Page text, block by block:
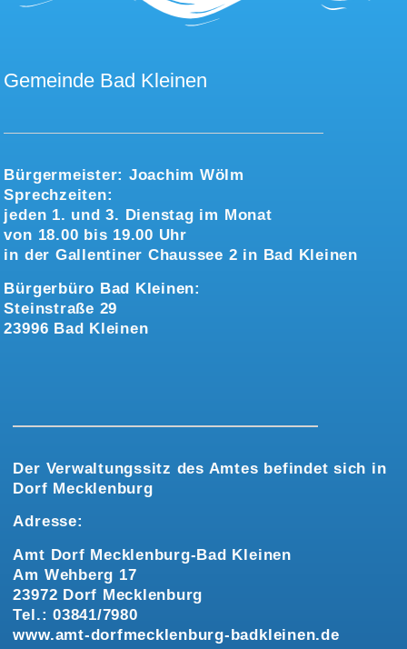
Gemeinde Bad Kleinen
Bürgermeister: Joachim Wölm
Sprechzeiten:
jeden 1. und 3. Dienstag im Monat
von 18.00 bis 19.00 Uhr
in der Gallentiner Chaussee 2 in Bad Kleinen
Bürgerbüro Bad Kleinen:
Steinstraße 29
23996 Bad Kleinen
Der Verwaltungssitz des Amtes befindet sich in
Dorf Mecklenburg
Adresse:
Amt Dorf Mecklenburg-Bad Kleinen
Am Wehberg 17
23972 Dorf Mecklenburg
Tel.: 03841/7980
www.amt-dorfmecklenburg-badkleinen.de